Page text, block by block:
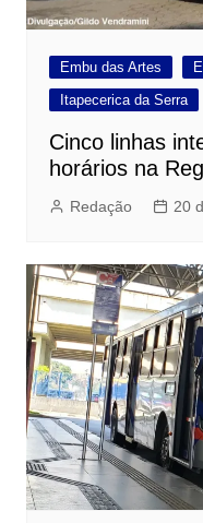
Embu das Artes
Itapecerica da Serra
Cinco linhas
horários na
Redação 20